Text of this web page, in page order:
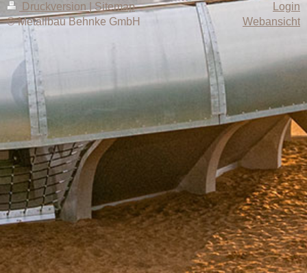
Druckversion
Sitemap
© Metallbau Behnke GmbH
Login
Webansicht